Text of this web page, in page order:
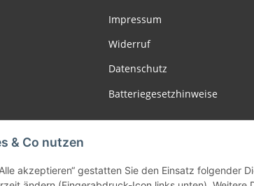
& Co nutzen
akzeptieren“ gestatten Sie den Einsatz folgender
Impressum
Widerruf
Datenschutz
Batteriegesetzhinweise
Vertrag widerrufen